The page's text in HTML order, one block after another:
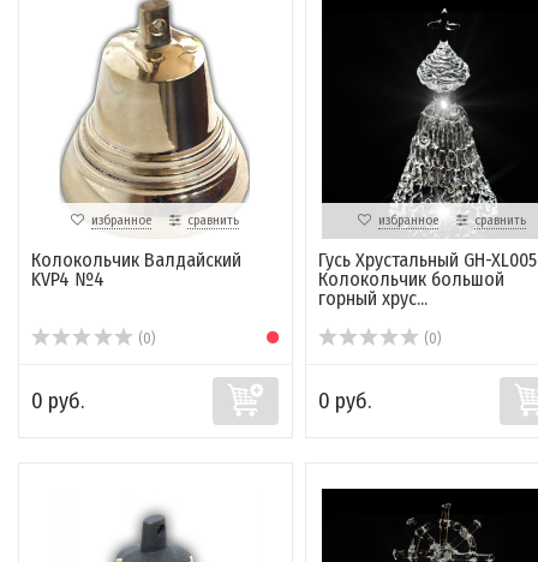
избранное сравнить
Колокольчик Валдайский
KVP4 №4
(0)
0 руб.
избранное сравнить
Гусь Хрустальный GH-XL005
Колокольчик большой
горный хрус...
(0)
0 руб.